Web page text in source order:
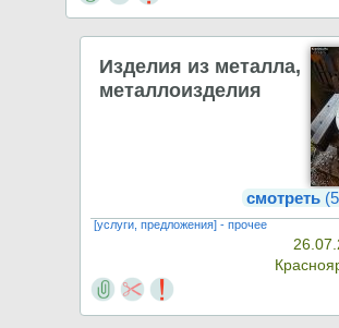
Изделия из металла,
металлоизделия
смотреть
[услуги, предложения] - прочее